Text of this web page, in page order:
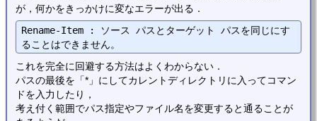
が，何かをきっかけに変なエラーが出る．
Rename-Item : ソース パスとターゲット パスを同じにす
これを完全に回避する方法はよくわからない．
パスの最後を「*」にしてカレントディレクトリに入ってコマン
ドを入力したり，
考え付く範囲でパス指定やファイル名を変更すると通ることが